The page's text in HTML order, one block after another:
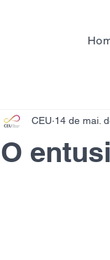
O
CEU 14 de mai.